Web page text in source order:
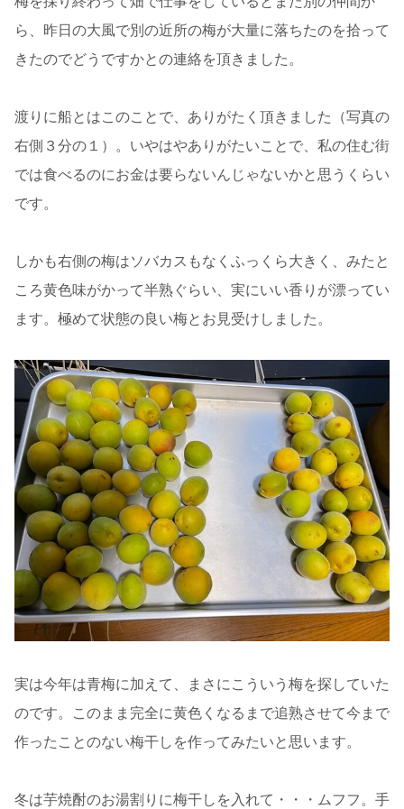
ら、昨日の大風で別の近所の梅が大量に落ちたのを拾って
きたのでどうですかとの連絡を頂きました。
渡りに船とはこのことで、ありがたく頂きました（写真の
右側３分の１）。いやはやありがたいことで、私の住む街
では食べるのにお金は要らないんじゃないかと思うくらい
です。
しかも右側の梅はソバカスもなくふっくら大きく、みたと
ころ黄色味がかって半熟ぐらい、実にいい香りが漂ってい
ます。極めて状態の良い梅とお見受けしました。
実は今年は青梅に加えて、まさにこういう梅を探していた
のです。このまま完全に黄色くなるまで追熟させて今まで
作ったことのない梅干しを作ってみたいと思います。
冬は芋焼酎のお湯割りに梅干しを入れて・・・ムフフ。手